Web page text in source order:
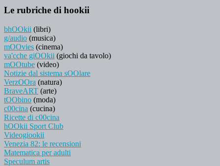
Le rubriche di hookii
bhOOkii (libri)
g/audio (musica)
mOOvies (cinema)
va'cche giOOkii (giochi da tavolo)
mOOtube (video)
Notizie dal sistema sOOlare
VerzOOra (natura)
BraveART (arte)
tOObino (moda)
c00cina (cucina)
Ricette di c00cina
hOOkii Sport Club
Videogiookii
Venezia 82: le recensioni
Matematica per adulti
Speculum artis